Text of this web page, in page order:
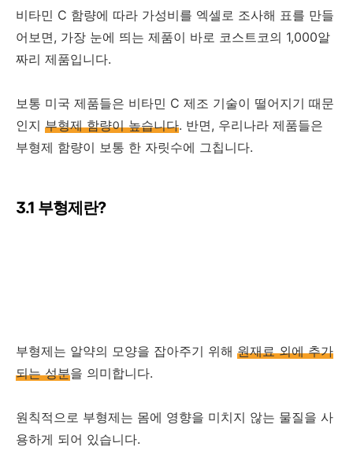
비타민 C 함량에 따라 가성비를 엑셀로 조사해 표를 만들
어보면, 가장 눈에 띄는 제품이 바로 코스트코의 1,000알
짜리 제품입니다.
보통 미국 제품들은 비타민 C 제조 기술이 떨어지기 때문
인지 부형제 함량이 높습니다. 반면, 우리나라 제품들은
부형제 함량이 보통 한 자릿수에 그칩니다.
3.1 부형제란?
부형제는 알약의 모양을 잡아주기 위해 원재료 외에 추가
되는 성분을 의미합니다.
원칙적으로 부형제는 몸에 영향을 미치지 않는 물질을 사
용하게 되어 있습니다.